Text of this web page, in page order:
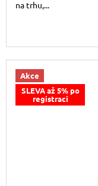
na trhu,...
Akce
SLEVA až 5% po
registraci